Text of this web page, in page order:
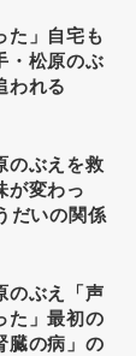
た」自宅も
・松原のぶ
われる
のぶえを救
が変わっ
だいの関係
のぶえ「声
た」最初の
臓の病」の